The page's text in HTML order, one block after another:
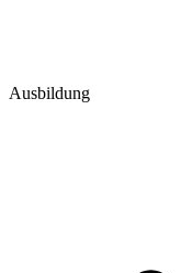
Ausbildung